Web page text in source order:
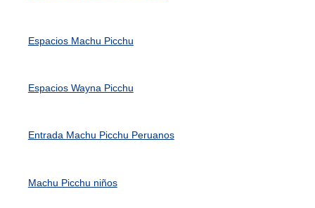
Espacios Machu Picchu
Espacios Wayna Picchu
Entrada Machu Picchu Peruanos
Machu Picchu niños